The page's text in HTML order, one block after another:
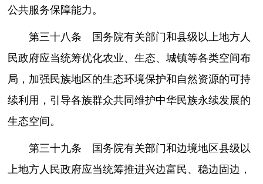
公共服务保障能力。
第三十八条 国务院有关部门和县级以上地方人
民政府应当统筹优化农业、生态、城镇等各类空间布
局，加强民族地区的生态环境保护和自然资源的可持
续利用，引导各族群众共同维护中华民族永续发展的
生态空间。
第三十九条 国务院有关部门和边境地区县级以
上地方人民政府应当统筹推进兴边富民、稳边固边，